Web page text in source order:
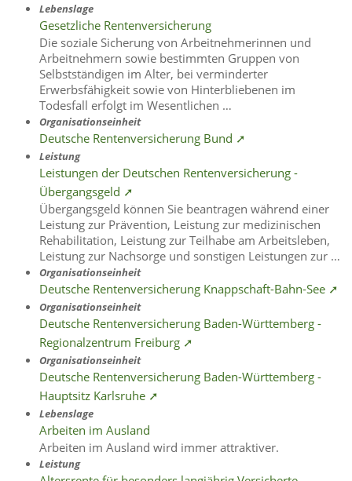
Lebenslage
Gesetzliche Rentenversicherung
Die soziale Sicherung von Arbeitnehmerinnen und
Arbeitnehmern sowie bestimmten Gruppen von
Selbstständigen im Alter, bei verminderter
Erwerbsfähigkeit sowie von Hinterbliebenen im
Todesfall erfolgt im Wesentlichen …
Organisationseinheit
Deutsche Rentenversicherung Bund ➚
Leistung
Leistungen der Deutschen Rentenversicherung -
Übergangsgeld ➚
Übergangsgeld können Sie beantragen während einer
Leistung zur Prävention, Leistung zur medizinischen
Rehabilitation, Leistung zur Teilhabe am Arbeitsleben,
Leistung zur Nachsorge und sonstigen Leistungen zur …
Organisationseinheit
Deutsche Rentenversicherung Knappschaft-Bahn-See ➚
Organisationseinheit
Deutsche Rentenversicherung Baden-Württemberg -
Regionalzentrum Freiburg ➚
Organisationseinheit
Deutsche Rentenversicherung Baden-Württemberg -
Hauptsitz Karlsruhe ➚
Lebenslage
Arbeiten im Ausland
Arbeiten im Ausland wird immer attraktiver.
Leistung